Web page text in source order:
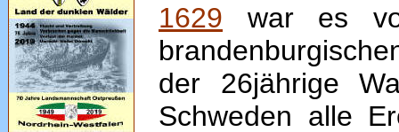
1629 war es
der 26jährige
Schweden alle